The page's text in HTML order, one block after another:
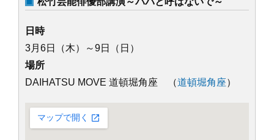
日時
3月6日（木）～9日（日）
場所
DAIHATSU MOVE 道頓堀角座 （道頓堀角座）